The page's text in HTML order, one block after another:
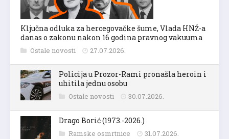
Ključna odluka za hercegovačke šume, Vlada HNŽ-a
danas o zakonu nakon 16 godina pravnog vakuuma
Ostale novosti 27.07.2026.
Policija u Prozor-Rami pronašla heroin i
uhitila jednu osobu
Ostale novosti 30.07.2026.
Drago Borić (1973.-2026.)
Ramske osmrtnice 31.07.2026.